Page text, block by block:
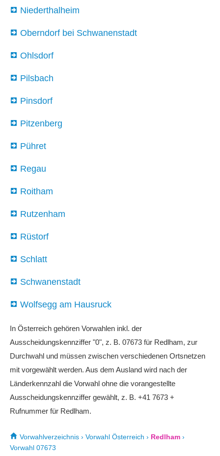
Niederthalheim
Oberndorf bei Schwanenstadt
Ohlsdorf
Pilsbach
Pinsdorf
Pitzenberg
Pühret
Regau
Roitham
Rutzenham
Rüstorf
Schlatt
Schwanenstadt
Wolfsegg am Hausruck
In Österreich gehören Vorwahlen inkl. der
Ausscheidungskennziffer "0", z. B. 07673 für Redlham, zur
Durchwahl und müssen zwischen verschiedenen Ortsnetzen
mit vorgewählt werden. Aus dem Ausland wird nach der
Länderkennzahl die Vorwahl ohne die vorangestellte
Ausscheidungskennziffer gewählt, z. B. +41 7673 +
Rufnummer für Redlham.
Vorwahlverzeichnis › Vorwahl Österreich › Redlham ›
Vorwahl 07673